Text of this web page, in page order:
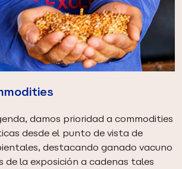
damos prioridad a commodities
desde el punto de vista de
destacando ganado vacuno
de la exposición a cadenas tales